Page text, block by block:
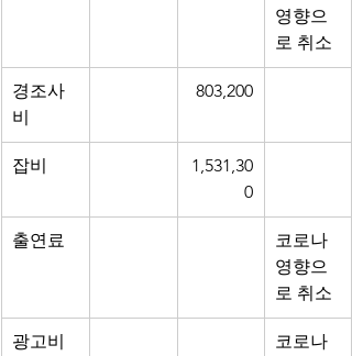
영향으
로 취소
경조사
비
803,200
잡비
1,531,30
0
출연료
코로나
영향으
로 취소
광고비
코로나